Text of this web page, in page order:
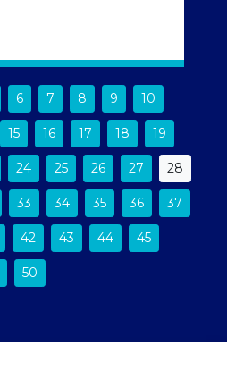
6 7 8 9 10
15 16 17 18 19
24 25 26 27 28
33 34 35 36 37
42 43 44 45
50